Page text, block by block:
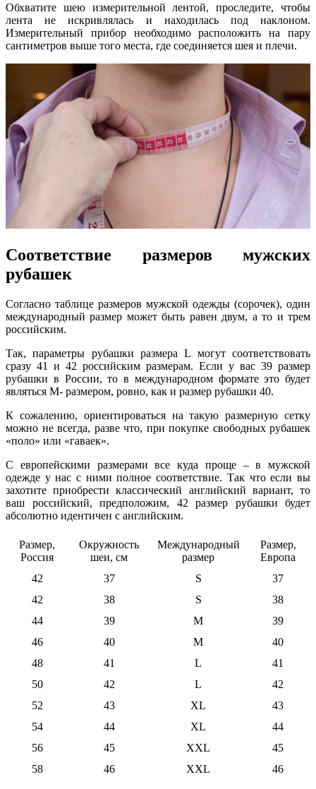
Обхватите шею измерительной лентой, проследите, чтобы
лента не искривлялась и находилась под наклоном.
Измерительный прибор необходимо расположить на пару
сантиметров выше того места, где соединяется шея и плечи.
Соответствие размеров мужских
рубашек
Согласно таблице размеров мужской одежды (сорочек), один
международный размер может быть равен двум, а то и трем
российским.
Так, параметры рубашки размера L могут соответствовать
сразу 41 и 42 российским размерам. Если у вас 39 размер
рубашки в России, то в международном формате это будет
являться М- размером, ровно, как и размер рубашки 40.
К сожалению, ориентироваться на такую размерную сетку
можно не всегда, разве что, при покупке свободных рубашек
«поло» или «гаваек».
С европейскими размерами все куда проще – в мужской
одежде у нас с ними полное соответствие. Так что если вы
захотите приобрести классический английский вариант, то
ваш российский, предположим, 42 размер рубашки будет
абсолютно идентичен с английским.
Размер,
Россия
Окружность
шеи, см
Международный
размер
Размер,
Европа
42
37 S
37
42
38 S
38
44
39 M
39
46
40 M
40
48
41 L
41
50
42 L
42
52
43 XL
43
54
44 XL
44
56
45 XXL
45
58
46 XXL 46